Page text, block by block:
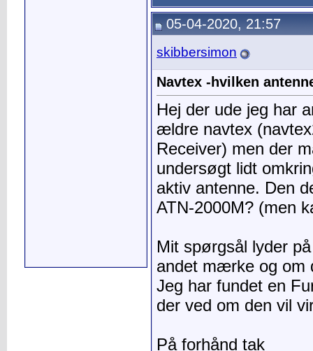
05-04-2020, 21:57
skibbersimon
Navtex -hvilken
Hej der ude jeg har
ældre navtex
Receiver) men der
undersøgt lidt
aktiv antenne. Den
ATN-2000M? (men
Mit spørgsål lyder
andet mærke og om
Jeg har fundet en
der ved om den vil
På forhånd tak